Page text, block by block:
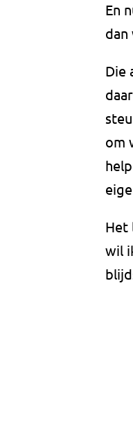
En
dan
Die
om
Het
wil